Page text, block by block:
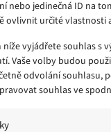
nebo jedinečná ID na
ovlivnit určité vlastnosti
vyjádřete souhlas s
Vaše volby budou
odvolání souhlasu,
souhlas ve